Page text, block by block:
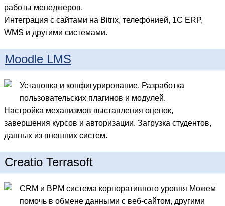
работы менеджеров.
Интеграция с сайтами на Bitrix, телефонией, 1С ERP,
WMS и другими системами.
Moodle LMS
Установка и конфигурирование. Разработка
пользовательских плагинов и модулей.
Настройка механизмов выставления оценок,
завершения курсов и авторизации. Загрузка студентов,
данных из внешних систем.
Creatio Terrasoft
CRM и BPM система корпоративного уровня Можем
помочь в обмене данными с веб-сайтом, другими